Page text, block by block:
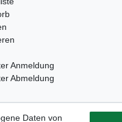
Anmeldung
Abmeldung
Daten von